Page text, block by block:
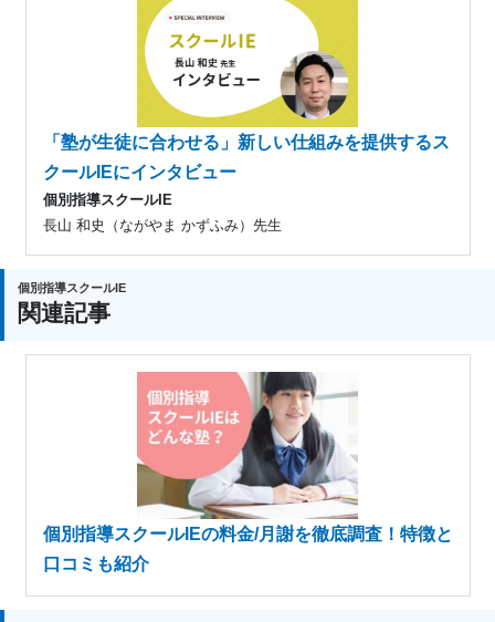
「塾が生徒に合わせる」新しい仕組みを提供するス
クールIEにインタビュー
個別指導スクールIE
長山 和史（ながやま かずふみ）先生
個別指導スクールIE
関連記事
個別指導スクールIEの料金/月謝を徹底調査！特徴と
口コミも紹介